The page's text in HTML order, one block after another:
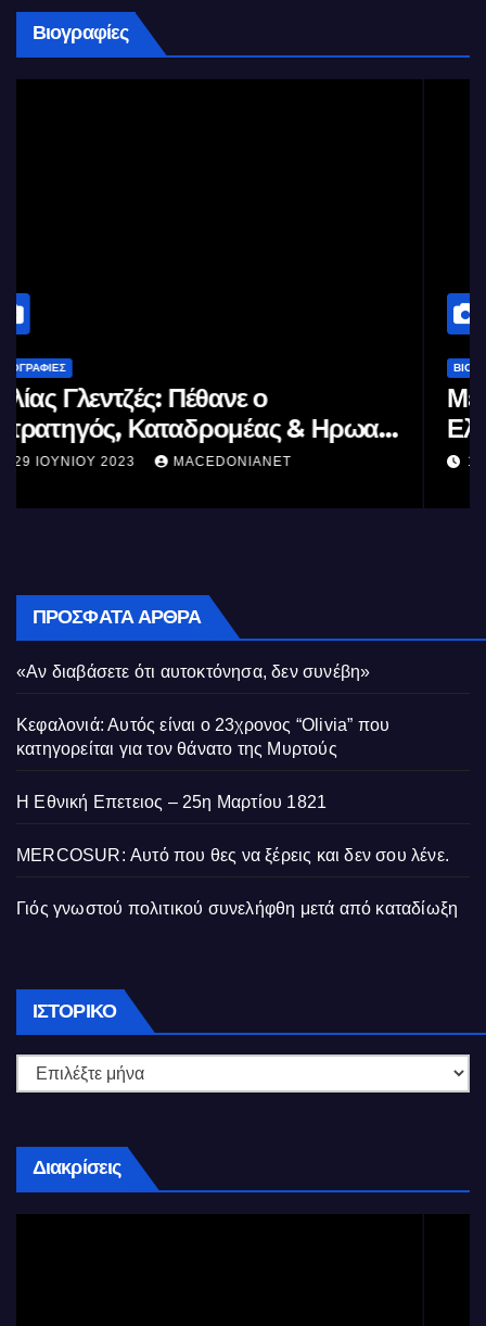
Βιογραφίες
ΒΙΟΓΡΑΦΊΕΣ
Μέγας Αλέξανδρος: Ο μέγιστος των
Ελλήνων
11 ΙΟΥΝΊΟΥ 2023 MACEDONIANET
ΠΡΌΣΦΑΤΑ ΆΡΘΡΑ
«Αν διαβάσετε ότι αυτοκτόνησα, δεν συνέβη»
Κεφαλονιά: Αυτός είναι ο 23χρονος “Olivia” που
κατηγορείται για τον θάνατο της Μυρτούς
Η Εθνική Επετειος – 25η Μαρτίου 1821
MERCOSUR: Αυτό που θες να ξέρεις και δεν σου λένε.
Γιός γνωστού πολιτικού συνελήφθη μετά από καταδίωξη
ΙΣΤΟΡΙΚΌ Ιστορικό
Διακρίσεις